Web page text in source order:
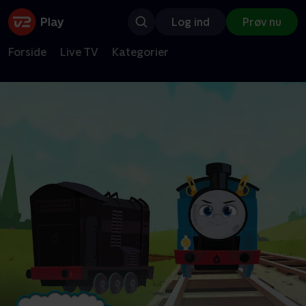
Log ind Prøv nu
Forside Live TV Kategorier